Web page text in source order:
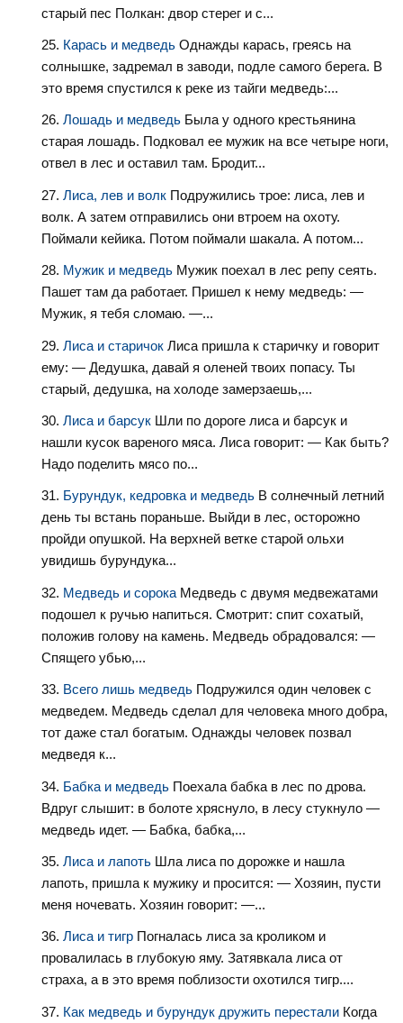
старый пес Полкан: двор стерег и с...
Карась и медведь Однажды карась, греясь на
солнышке, задремал в заводи, подле самого берега. В
это время спустился к реке из тайги медведь:...
Лошадь и медведь Была у одного крестьянина
старая лошадь. Подковал ее мужик на все четыре ноги,
отвел в лес и оставил там. Бродит...
Лиса, лев и волк Подружились трое: лиса, лев и
волк. А затем отправились они втроем на охоту.
Поймали кейика. Потом поймали шакала. А потом...
Мужик и медведь Мужик поехал в лес репу сеять.
Пашет там да работает. Пришел к нему медведь: —
Мужик, я тебя сломаю. —...
Лиса и старичок Лиса пришла к старичку и говорит
ему: — Дедушка, давай я оленей твоих попасу. Ты
старый, дедушка, на холоде замерзаешь,...
Лиса и барсук Шли по дороге лиса и барсук и
нашли кусок вареного мяса. Лиса говорит: — Как быть?
Надо поделить мясо по...
Бурундук, кедровка и медведь В солнечный летний
день ты встань пораньше. Выйди в лес, осторожно
пройди опушкой. На верхней ветке старой ольхи
увидишь бурундука...
Медведь и сорока Медведь с двумя медвежатами
подошел к ручью напиться. Смотрит: спит сохатый,
положив голову на камень. Медведь обрадовался: —
Спящего убью,...
Всего лишь медведь Подружился один человек с
медведем. Медведь сделал для человека много добра,
тот даже стал богатым. Однажды человек позвал
медведя к...
Бабка и медведь Поехала бабка в лес по дрова.
Вдруг слышит: в болоте хряснуло, в лесу стукнуло —
медведь идет. — Бабка, бабка,...
Лиса и лапоть Шла лиса по дорожке и нашла
лапоть, пришла к мужику и просится: — Хозяин, пусти
меня ночевать. Хозяин говорит: —...
Лиса и тигр Погналась лиса за кроликом и
провалилась в глубокую яму. Затяв­кала лиса от
страха, а в это время поблизости охотился тигр....
Как медведь и бурундук дружить перестали Когда